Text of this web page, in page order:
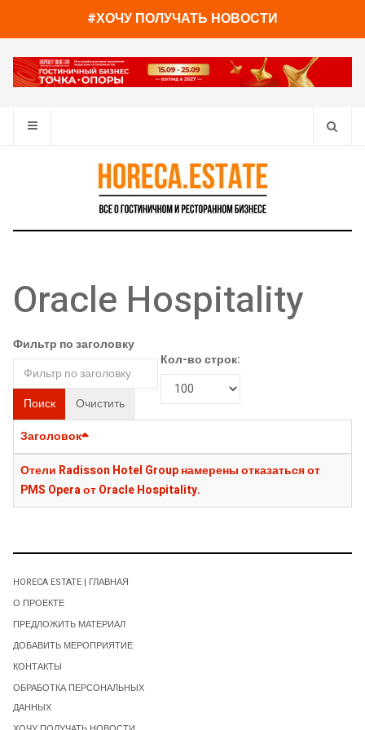
#ХОЧУ ПОЛУЧАТЬ НОВОСТИ
Oracle Hospitality
Фильтр по заголовку
Поиск Очистить
Кол-во строк:
Заголовок
Отели Radisson Hotel Group намерены отказаться от
PMS Opera от Oracle Hospitality.
HORECA ESTATE | ГЛАВНАЯ
О ПРОЕКТЕ
ПРЕДЛОЖИТЬ МАТЕРИАЛ
ДОБАВИТЬ МЕРОПРИЯТИЕ
КОНТАКТЫ
ОБРАБОТКА ПЕРСОНАЛЬНЫХ
ДАННЫХ